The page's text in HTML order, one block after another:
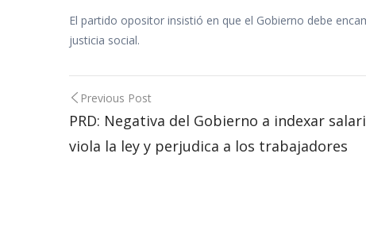
El partido opositor insistió en que el Gobierno debe
justicia social.
Post
navigation
Previous Post
PRD: Negativa del Gobierno a indexar
viola la ley y perjudica a los trabajadores